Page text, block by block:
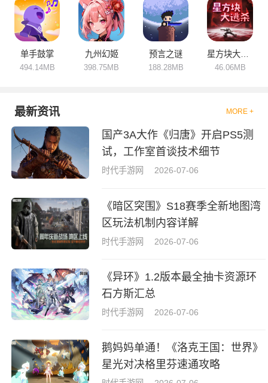
单手鼓掌
494.14MB
九州幻姬
398.75MB
预言之谜
188.28MB 46.06MB
最新资讯 MORE +
国产3A大作《归唐》开启PS5测
试，工作室首谈技术细节
时代手游网 2026-07-06
《暗区突围》S18赛季全新地图湾
区玩法机制内容详解
时代手游网 2026-07-06
《异环》1.2版本最全抽卡资源环
石方斯汇总
时代手游网 2026-07-06
鹅妈妈单通！《洛克王国：世界》
星光对决格里芬速通攻略